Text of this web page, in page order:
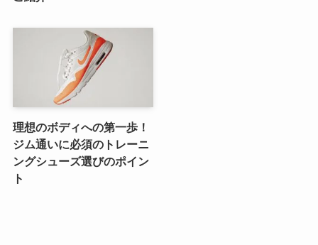
理想のボディへの第一歩！
ジム通いに必須のトレーニ
ングシューズ選びのポイン
ト